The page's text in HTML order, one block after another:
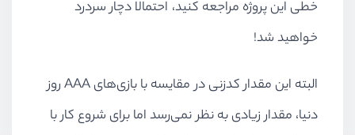
خطی این پروژه مراجعه کنید،‌ احتمالا دچار سردرد
خواهید شد!
البته این مقدار کدزنی در مقایسه با بازی‌های AAA روز
دنیا، مقدار زیادی به نظر نمی‌رسد اما برای شروع کار با